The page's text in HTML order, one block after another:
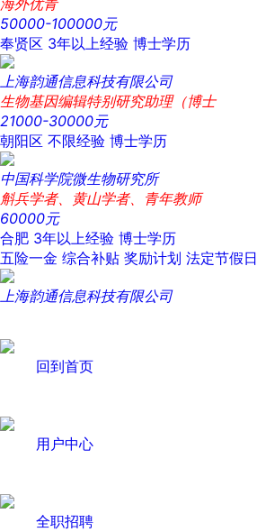
海外优青
50000-100000元
奉贤区 3年以上经验 博士学历
上海韵通信息科技有限公司
生物基因编辑特别研究助理（博士
21000-30000元
朝阳区 不限经验 博士学历
中国科学院微生物研究所
斛兵学者、黄山学者、青年教师
60000元
合肥 3年以上经验 博士学历
五险一金 综合补贴 奖励计划 法定节假日
上海韵通信息科技有限公司
回到首页
用户中心
全职招聘